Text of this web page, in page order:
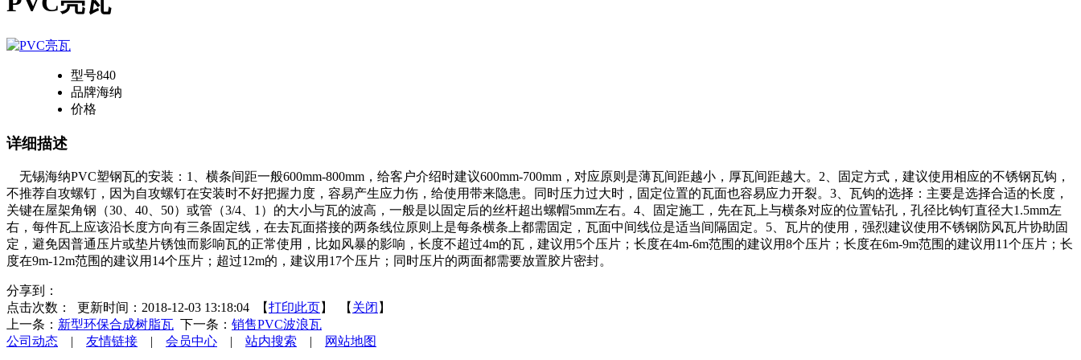
型号840
品牌海纳
价格
详细描述
无锡海纳PVC塑钢瓦的安装：1、横条间距一般600mm-800mm，给客户介绍时建议600mm-700mm，对应原则是薄瓦间距越小，厚瓦间距越大。2、固定方式，建议使用相应的不锈钢瓦钩，
不推荐自攻螺钉，因为自攻螺钉在安装时不好把握力度，容易产生应力伤，给使用带来隐患。同时压力过大时，固定位置的瓦面也容易应力开裂。3、瓦钩的选择：主要是选择合适的长度，
关键在屋架角钢（30、40、50）或管（3/4、1）的大小与瓦的波高，一般是以固定后的丝杆超出螺帽5mm左右。4、固定施工，先在瓦上与横条对应的位置钻孔，孔径比钩钉直径大1.5mm左
右，每件瓦上应该沿长度方向有三条固定线，在去瓦面搭接的两条线位原则上是每条横条上都需固定，瓦面中间线位是适当间隔固定。5、瓦片的使用，强烈建议使用不锈钢防风瓦片协助固
定，避免因普通压片或垫片锈蚀而影响瓦的正常使用，比如风暴的影响，长度不超过4m的瓦，建议用5个压片；长度在4m-6m范围的建议用8个压片；长度在6m-9m范围的建议用11个压片；长
度在9m-12m范围的建议用14个压片；超过12m的，建议用17个压片；同时压片的两面都需要放置胶片密封。
分享到：
点击次数：
更新时间：2018-12-03 13:18:04 【打印此页 】 【 关闭 】
上一条： 新型环保合成树脂瓦 下一条： 销售PVC波浪瓦
公司动态
友情链接 会员中心 站内搜索 网站地图